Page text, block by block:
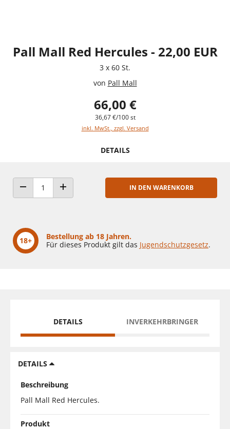
Pall Mall Red Hercules - 22,00 EUR
3 x 60 St.
von Pall Mall
66,00 €
36,67 €/100 st
inkl. MwSt., zzgl. Versand
DETAILS
ANZAHL VERRINGERNANZAHL ERHÖHEN
IN DEN WARENKORB
18+
Bestellung ab 18 Jahren.
Für dieses Produkt gilt das Jugendschutzgesetz.
DETAILS INVERKEHRBRINGER
DETAILS
Beschreibung
Pall Mall Red Hercules.
Produkt